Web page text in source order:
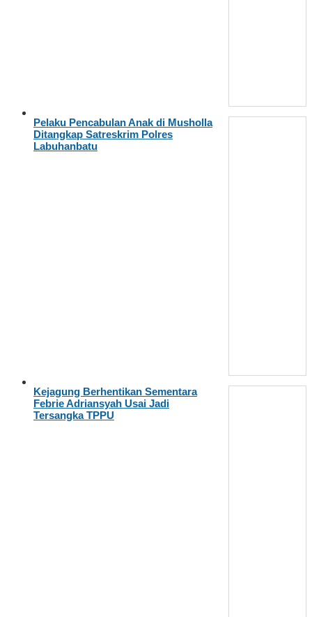
Pelaku Pencabulan Anak di Musholla
Ditangkap Satreskrim Polres
Labuhanbatu
Kejagung Berhentikan Sementara
Febrie Adriansyah Usai Jadi
Tersangka TPPU